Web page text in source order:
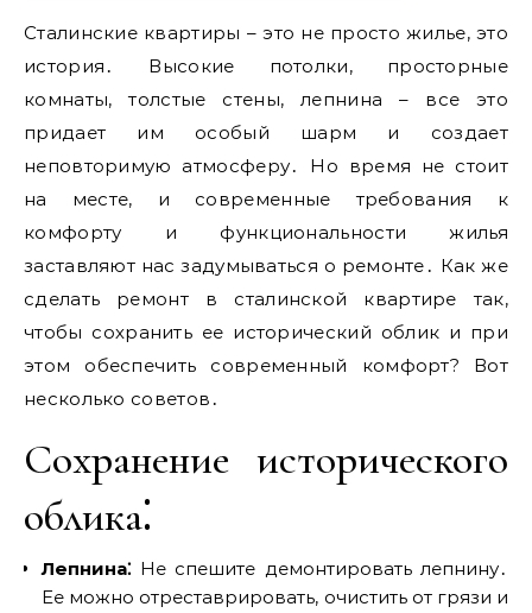
Сталинские квартиры – это не просто жилье, это
история․ Высокие потолки, просторные
комнаты, толстые стены, лепнина – все это
придает им особый шарм и создает
неповторимую атмосферу․ Но время не стоит
на месте, и современные требования к
комфорту и функциональности жилья
заставляют нас задумываться о ремонте․ Как же
сделать ремонт в сталинской квартире так,
чтобы сохранить ее исторический облик и при
этом обеспечить современный комфорт? Вот
несколько советов․
Сохранение исторического
облика⁚
Лепнина⁚Не спешите демонтировать лепнину․
Ее можно отреставрировать, очистить от грязи и